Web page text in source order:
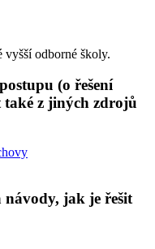
vyšší odborné školy.
(o řešení
také z jiných zdrojů
návody, jak je řešit